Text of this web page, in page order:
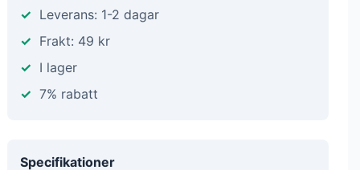
Leverans: 1-2 dagar
Frakt: 49 kr
I lager
7% rabatt
Specifikationer